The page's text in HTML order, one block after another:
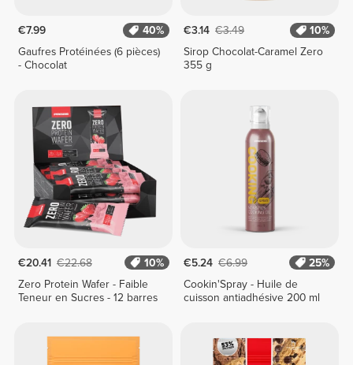
€7.99
40%
Gaufres Protéinées (6 pièces)
- Chocolat
€3.14 €3.49
10%
Sirop Chocolat-Caramel Zero
355 g
€20.41 €22.68
10%
Zero Protein Wafer - Faible
Teneur en Sucres - 12 barres
€5.24 €6.99
25%
Cookin'Spray - Huile de
cuisson antiadhésive 200 ml